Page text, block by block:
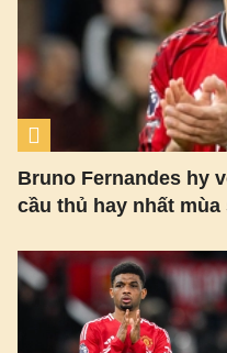
Bruno Fernandes hy
cầu thủ hay nhất mùa